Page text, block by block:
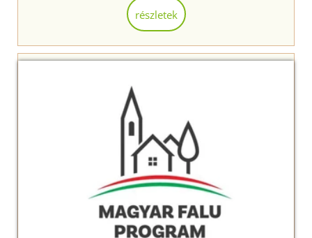
részletek